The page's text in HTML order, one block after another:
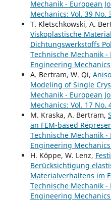
Mechanik - European
Mechanics: Vol. 39 No.
T. Kletschkowski, A.
Viskoplastische
Dichtungswerkstoffs
Technische Mechanik -
Engineering
A. Bertram, W. Qi,
Modeling of Single
Mechanik - European
Mechanics: Vol. 17 No.
M. Kraska, A. Bertram,
an FEM-based
Technische Mechanik -
Engineering
H. Köppe, W. Lenz,
Berücksichtigung
Materialverhaltens im
Technische Mechanik -
Engineering